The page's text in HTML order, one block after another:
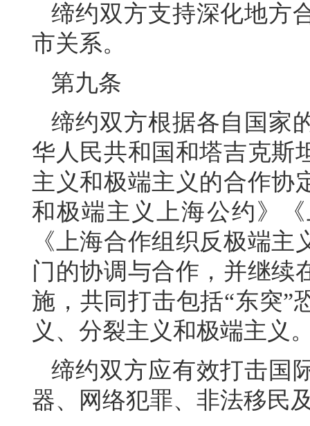
缔约双方支持深化地方
市关系。
第九条
缔约双方根据各自国家
华人民共和国和塔吉克斯
主义和极端主义的合作协
和极端主义上海公约》
《上海合作组织反极端
门的协调与合作，并继续
施，共同打击包括“东突”
义、分裂主义和极端主义
缔约双方应有效打击国
器、网络犯罪、非法移民